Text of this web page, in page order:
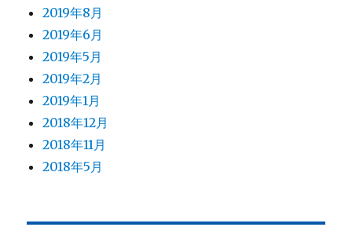
2019年8月
2019年6月
2019年5月
2019年2月
2019年1月
2018年12月
2018年11月
2018年5月